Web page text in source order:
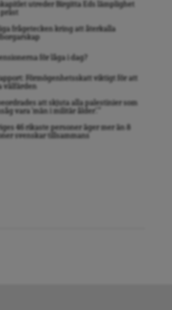
utreder Birgitta Eds lämplighet
frågetecken kring att återkalla
för låga i dag?
Förmögenhetsskatt viktigt för att
välfärden
att skjuta alla palestinier som
vara ’män i militär ålder’. ”
46 rikaste personer äger mer än 8
svenskar tillsammans